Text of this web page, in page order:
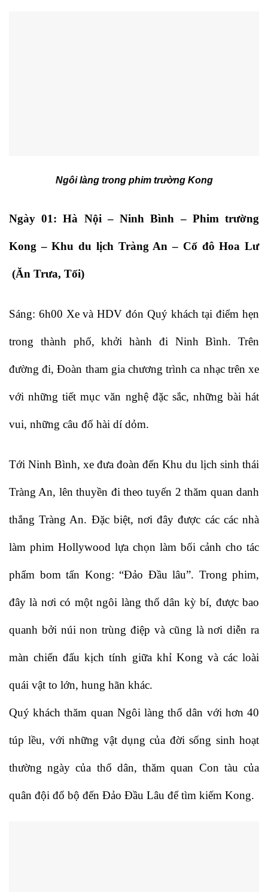
Ngôi làng trong phim trường Kong
Ngày 01: Hà Nội – Ninh Bình – Phim trường
Kong – Khu du lịch Tràng An – Cố đô Hoa Lư
(Ăn Trưa, Tối)
Sáng: 6h00 Xe và HDV đón Quý khách tại điểm hẹn
trong thành phố, khởi hành đi Ninh Bình. Trên
đường đi, Đoàn tham gia chương trình ca nhạc trên xe
với những tiết mục văn nghệ đặc sắc, những bài hát
vui, những câu đố hài dí dỏm.
Tới Ninh Bình, xe đưa đoàn đến Khu du lịch sinh thái
Tràng An, lên thuyền đi theo tuyến 2 thăm quan danh
thắng Tràng An. Đặc biệt, nơi đây được các các nhà
làm phim Hollywood lựa chọn làm bối cảnh cho tác
phẩm bom tấn Kong: “Đảo Đầu lâu”. Trong phim,
đây là nơi có một ngôi làng thổ dân kỳ bí, được bao
quanh bởi núi non trùng điệp và cũng là nơi diễn ra
màn chiến đấu kịch tính giữa khỉ Kong và các loài
quái vật to lớn, hung hãn khác.
Quý khách thăm quan Ngôi làng thổ dân với hơn 40
túp lều, với những vật dụng của đời sống sinh hoạt
thường ngày của thổ dân, thăm quan Con tàu của
quân đội đổ bộ đến Đảo Đầu Lâu để tìm kiếm Kong.